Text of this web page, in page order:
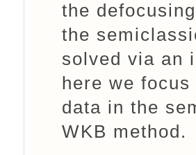
the
the
solved via an
here we
data in the
WKB method.